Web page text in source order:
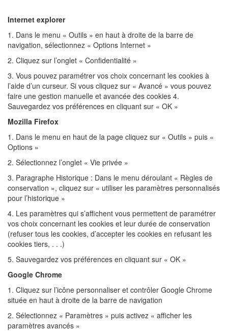
Internet explorer
1. Dans le menu « Outils » en haut à droite de la barre de
navigation, sélectionnez « Options Internet »
2. Cliquez sur l’onglet « Confidentialité »
3. Vous pouvez paramétrer vos choix concernant les cookies à
l’aide d’un curseur. Si vous cliquez sur « Avancé » vous pouvez
faire une gestion manuelle et avancée des cookies 4.
Sauvegardez vos préférences en cliquant sur « OK »
Mozilla Firefox
1. Dans le menu en haut de la page cliquez sur « Outils » puis «
Options »
2. Sélectionnez l’onglet « Vie privée »
3. Paragraphe Historique : Dans le menu déroulant « Règles de
conservation », cliquez sur « utiliser les paramètres personnalisés
pour l’historique »
4. Les paramètres qui s’affichent vous permettent de paramétrer
vos choix concernant les cookies et leur durée de conservation
(refuser tous les cookies, d’accepter les cookies en refusant les
cookies tiers, . . .)
5. Sauvegardez vos préférences en cliquant sur « OK »
Google Chrome
1. Cliquez sur l’icône personnaliser et contrôler Google Chrome
située en haut à droite de la barre de navigation
2. Sélectionnez « Paramètres » puis activez « afficher les
paramètres avancés »